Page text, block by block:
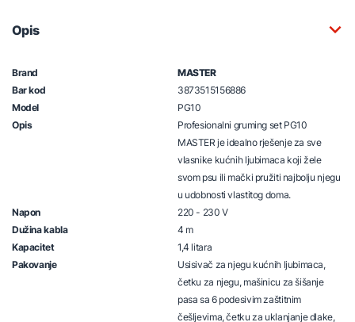
Opis
Brand
MASTER
Bar kod
3873515156886
Model
PG10
Opis
Profesionalni gruming set PG10
MASTER je idealno rješenje za sve
vlasnike kućnih ljubimaca koji žele
svom psu ili mački pružiti najbolju njegu
u udobnosti vlastitog doma.
Napon
220 - 230 V
Dužina kabla
4 m
Kapacitet
1,4 litara
Pakovanje
Usisivač za njegu kućnih ljubimaca,
četku za njegu, mašinicu za šišanje
pasa sa 6 podesivim zaštitnim
češljevima, četku za uklanjanje dlake,